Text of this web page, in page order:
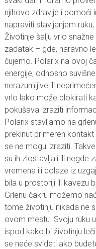
njihovo zdravlje i pomoći
napraviti stavljanjem
Životinje šalju vrlo
zadatak – gde, naravno
čujemo. Polarix na ovoj
energije, odnosno
nerazumljive ili
vrlo lako može blokirati
pokušava izraziti
Polarix stavljamo na
prekinut primeren
se ne mogu izraziti.
su ih zlostavljali ili negde
vremena ili dolaze iz
bila u prostoriji ili kavezu
Grlenu čakru možemo
tome životinju nikada ne
ovom mestu. Svoju ruku
ispod kako bi životinju
se neće svideti ako